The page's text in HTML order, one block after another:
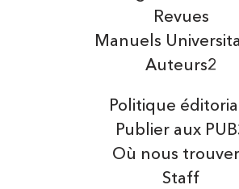
Auteurs2
Manuels
Revues
Politique
Publier aux
Où nous
Staff